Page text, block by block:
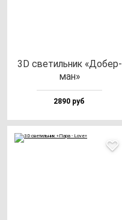
3D све­тиль­ник «Добер­
ман»
2890 руб